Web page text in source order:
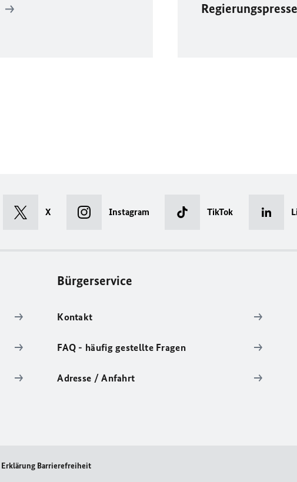
X Instagram TikTok
Bürgerservice
Kontakt
FAQ - häufig gestellte Fragen
Adresse / Anfahrt
Erklärung Barrierefreiheit